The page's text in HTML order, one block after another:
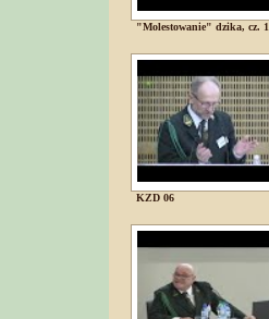
"Molestowanie" dzika, cz. 1
KZD 06